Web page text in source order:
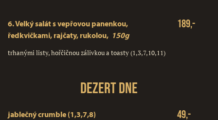
6.Velký salát s vepřovou panenkou,
ředkvičkami, rajčaty, rukolou, 150g
189,-
trhanými listy, hořčičnou zálivkou a toasty (1,3,7,10,11)
Dezert dne
jablečný crumble (1,3,7,8) 49,-